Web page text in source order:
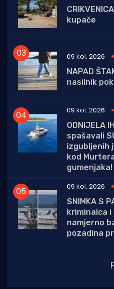
kupače
09 kol. 2026
NAPAD
nasilnik
09 kol. 2026
ODNIJELA
spašavali
izgubljenih
kod
gumenjaka!
09 kol. 2026
SNIMKA S
kriminalca i
namjerno
pozadina